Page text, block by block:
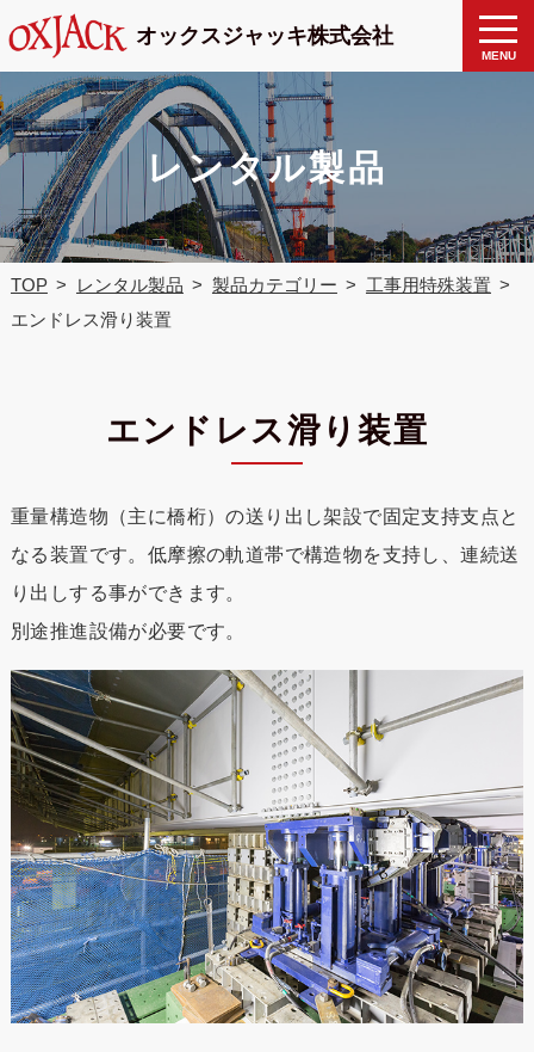
オックスジャッキ株式会社
toggle
MENU
製品検
索
レンタル製品
TOP レンタル製品 製品カテゴリー
工事用特殊装置
エンドレス滑り装置
エンドレス滑り装置
重量構造物（主に橋桁）の送り出し架設で固定支持支点と
なる装置です。低摩擦の軌道帯で構造物を支持し、連続送
り出しする事ができます。
別途推進設備が必要です。